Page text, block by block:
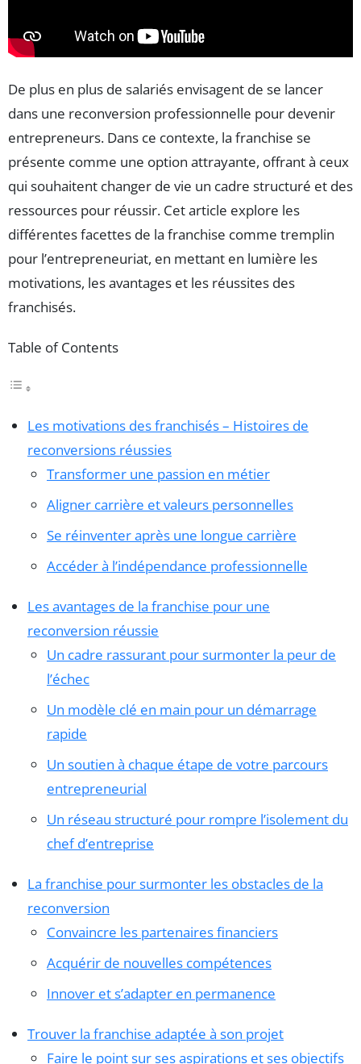
De plus en plus de salariés envisagent de se lancer
dans une reconversion professionnelle pour devenir
entrepreneurs. Dans ce contexte, la franchise se
présente comme une option attrayante, offrant à ceux
qui souhaitent changer de vie un cadre structuré et des
ressources pour réussir. Cet article explore les
différentes facettes de la franchise comme tremplin
pour l’entrepreneuriat, en mettant en lumière les
motivations, les avantages et les réussites des
franchisés.
Table of Contents
Les motivations des franchisés – Histoires de
reconversions réussies
Transformer une passion en métier
Aligner carrière et valeurs personnelles
Se réinventer après une longue carrière
Accéder à l’indépendance professionnelle
Les avantages de la franchise pour une
reconversion réussie
Un cadre rassurant pour surmonter la peur de
l’échec
Un modèle clé en main pour un démarrage
rapide
Un soutien à chaque étape de votre parcours
entrepreneurial
Un réseau structuré pour rompre l’isolement du
chef d’entreprise
La franchise pour surmonter les obstacles de la
reconversion
Convaincre les partenaires financiers
Acquérir de nouvelles compétences
Innover et s’adapter en permanence
Trouver la franchise adaptée à son projet
Faire le point sur ses aspirations et ses objectifs